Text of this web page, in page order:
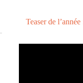
Teaser de